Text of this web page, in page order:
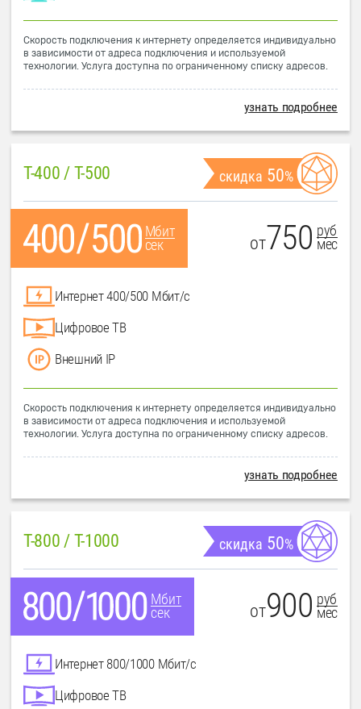
Скорость подключения к интернету определяется индивидуально
в зависимости от адреса подключения и используемой
технологии. Услуга доступна по ограниченному списку адресов.
узнать подробнее
T-400 / T-500 скидка 50%
Мбит
сек
от750 руб
мес
Интернет 400/500 Мбит/с
Цифровое ТВ
Внешний IP
Скорость подключения к интернету определяется индивидуально
в зависимости от адреса подключения и используемой
технологии. Услуга доступна по ограниченному списку адресов.
узнать подробнее
T-800 / T-1000 скидка 50%
Мбит
сек
от900 руб
мес
Интернет 800/1000 Мбит/с
Цифровое ТВ